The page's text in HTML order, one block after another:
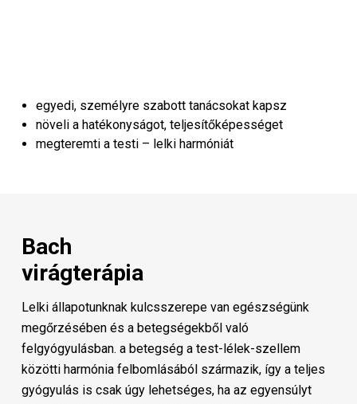
egyedi, személyre szabott tanácsokat kapsz
növeli a hatékonyságot, teljesítőképességet
megteremti a testi – lelki harmóniát
Bach
virágterápia
Lelki állapotunknak kulcsszerepe van egészségünk
megőrzésében és a betegségekből való
felgyógyulásban. a betegség a test-lélek-szellem
közötti harmónia felbomlásából származik, így a teljes
gyógyulás is csak úgy lehetséges, ha az egyensúlyt